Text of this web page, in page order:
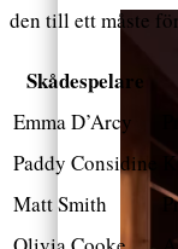
den till ett måste
Skådespelare
Emma D’Arcy
Paddy Considine
Matt Smith